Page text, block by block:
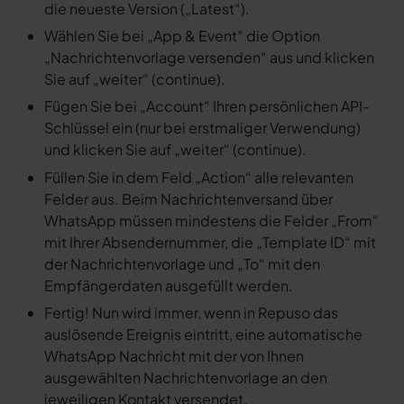
die neueste Version („Latest“).
Wählen Sie bei „App & Event“ die Option
„Nachrichtenvorlage versenden“ aus und klicken
Sie auf „weiter“ (continue).
Fügen Sie bei „Account“ Ihren persönlichen API-
Schlüssel ein (nur bei erstmaliger Verwendung)
und klicken Sie auf „weiter“ (continue).
Füllen Sie in dem Feld „Action“ alle relevanten
Felder aus. Beim Nachrichtenversand über
WhatsApp müssen mindestens die Felder „From“
mit Ihrer Absendernummer, die „Template ID“ mit
der Nachrichtenvorlage und „To“ mit den
Empfängerdaten ausgefüllt werden.
Fertig! Nun wird immer, wenn in Repuso das
auslösende Ereignis eintritt, eine automatische
WhatsApp Nachricht mit der von Ihnen
ausgewählten Nachrichtenvorlage an den
jeweiligen Kontakt versendet.